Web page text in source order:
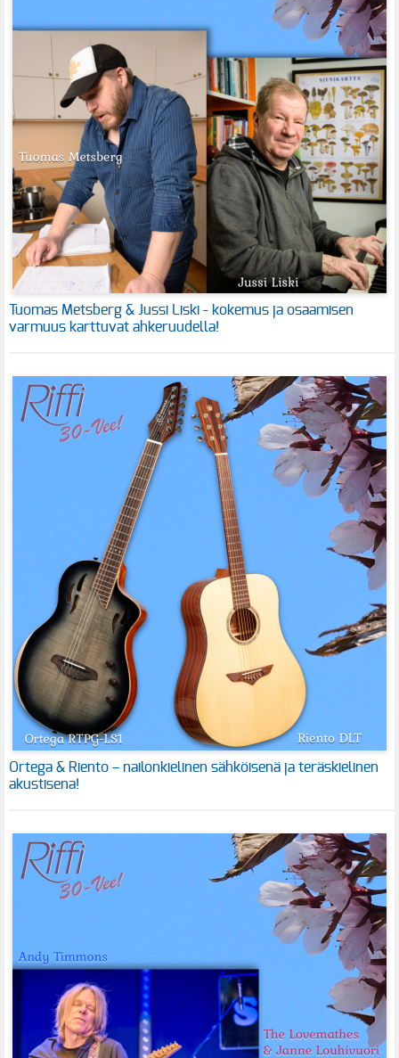
Tuomas Metsberg & Jussi Liski - kokemus ja osaamisen
varmuus karttuvat ahkeruudella!
Ortega & Riento – nailonkielinen sähköisenä ja teräskielinen
akustisena!